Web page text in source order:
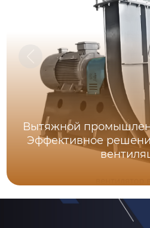
Вытяжной
Эффективное